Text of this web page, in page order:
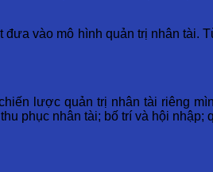
vào mô hình quản trị nhân
lược quản trị nhân tài riêng
phục nhân tài; bố trí và hội